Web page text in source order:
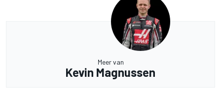
Meer van
Kevin Magnussen